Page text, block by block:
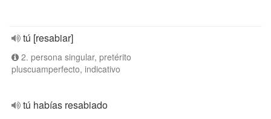
tú [resabiar]
2. persona singular, pretérito
pluscuamperfecto, indicativo
tú habías resabiado